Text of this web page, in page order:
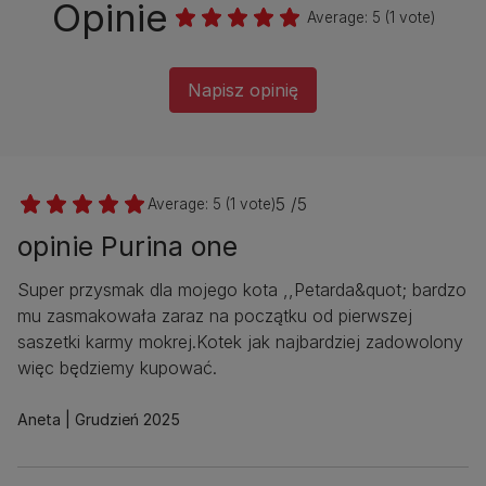
Opinie Average: 5 (1 vote)
Napisz opinię
Average: 5 (1 vote)5 /5
opinie Purina one
Super przysmak dla mojego kota ,,Petarda&quot; bardzo
mu zasmakowała zaraz na początku od pierwszej
saszetki karmy mokrej.Kotek jak najbardziej zadowolony
więc będziemy kupować.
Aneta Grudzień 2025